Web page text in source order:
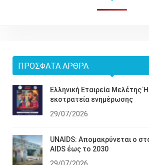
ΠΡΌΣΦΑΤΑ ΆΡΘΡΑ
Ελληνική Εταιρεία Μελέτης
εκστρατεία ενημέρωσης
29/07/2026
UNAIDS: Απομακρύνεται ο
AIDS έως το 2030